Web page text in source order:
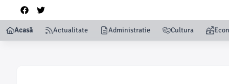
Acasă Actualitate Administratie Cultura